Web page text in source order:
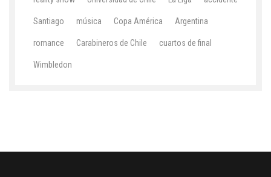
Santiago música Copa América Argentina
romance Carabineros de Chile cuartos de final
Wimbledon